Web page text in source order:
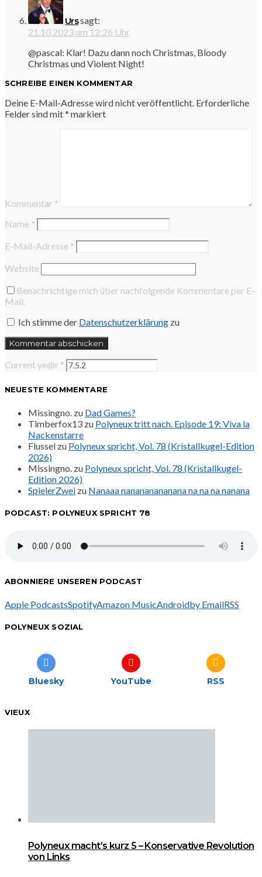
Urssagt:
21.10.2023 um 12:26 Uhr
@pascal: Klar! Dazu dann noch Christmas, Bloody
Christmas und Violent Night!
SCHREIBE EINEN KOMMENTAR
Deine E-Mail-Adresse wird nicht veröffentlicht. Erforderliche
Felder sind mit* markiert
Kommentar *
Name *
E-Mail-Adresse *
Website
Benachrichtige mich über nachfolgende Kommentare per E-
Mail.
Ich stimme der Datenschutzerklärung zu
Current ye@r *
NEUESTE KOMMENTARE
Missingno. zu Dad Games?
Timberfox13 zu Polyneux tritt nach. Episode 19: Viva la
Nackenstarre
Flussel zu Polyneux spricht, Vol. 78 (Kristallkugel-Edition
2026)
Missingno. zu Polyneux spricht, Vol. 78 (Kristallkugel-
Edition 2026)
SpielerZwei zu Nanaaa nanananananana na na na nanana
PODCAST: POLYNEUX SPRICHT 78
ABONNIERE UNSEREN PODCAST
Apple PodcastsSpotifyAmazon MusicAndroidby EmailRSS
POLYNEUX SOZIAL
Bluesky YouTube RSS
VIEUX
Polyneux macht’s kurz 5 – Konservative Revolution
von Links